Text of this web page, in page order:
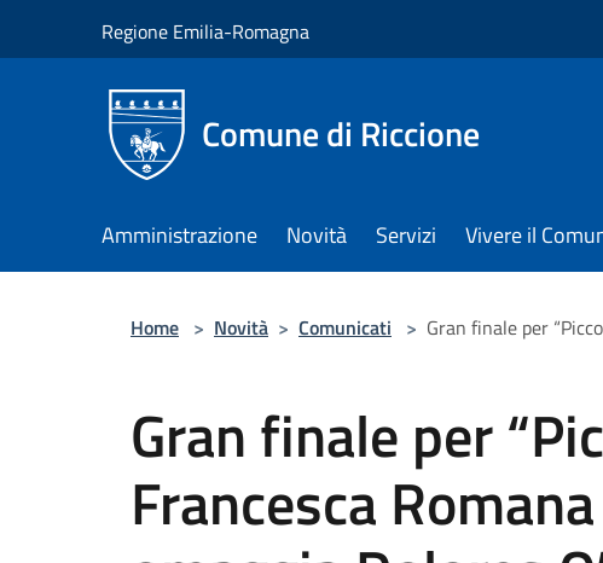
Regione Emilia-Romagna
Comune di Riccione
Amministrazione Novità Servizi Vivere il
Home > Novità > Comunicati > Gran finale per
Gran finale per
Francesca